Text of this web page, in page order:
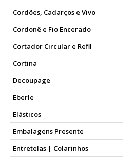
Cordões, Cadarços e Vivo
Cordonê e Fio Encerado
Cortador Circular e Refil
Cortina
Decoupage
Eberle
Elásticos
Embalagens Presente
Entretelas | Colarinhos